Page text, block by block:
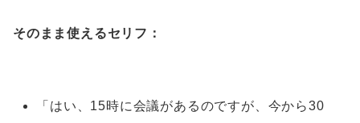
そのまま使えるセリフ：
「はい、15時に会議があるのですが、今から30